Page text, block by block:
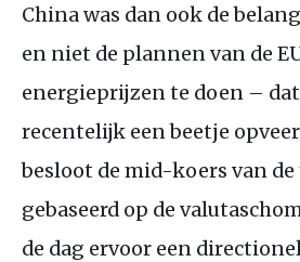
China was dan ook de
en niet de plannen van de
energieprijzen te doen –
recentelijk een beetje
besloot de mid-koers van de
gebaseerd op de
de dag ervoor een